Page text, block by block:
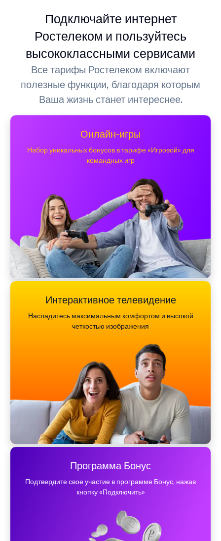
Подключайте интернет
Ростелеком и пользуйтесь
высококлассными сервисами
Все тарифы Ростелеком включают
полезные функции, благодаря которым
Ваша жизнь станет интереснее.
Онлайн-игры
Набор уникальных бонусов в тарифе «Игровой» для
командных игр
Интерактивное телевидение
Насладитесь максимальным комфортом и высокой
четкостью изображения
Программа Бонус
Подтвердите свое участие в программе Бонус, нажав
кнопку «Подключить»